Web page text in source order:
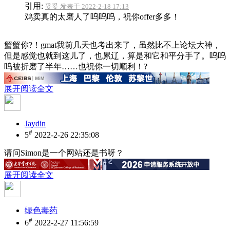
引用: 妥妥 发表于 2022-2-18 17:13
鸡卖真的太磨人了呜呜呜，祝你offer多多！
蟹蟹你?️！gmat我前几天也考出来了，虽然比不上论坛大神，
但是感觉也就到这儿了，也累辽，算是和它和平分手了。呜呜
呜被折磨了半年……也祝你一切顺利！?
展开阅读全文
Jaydin
5# 2022-2-26 22:35:08
请问Simon是一个网站还是书呀？
展开阅读全文
绿色毒药
6# 2022-2-27 11:56:59